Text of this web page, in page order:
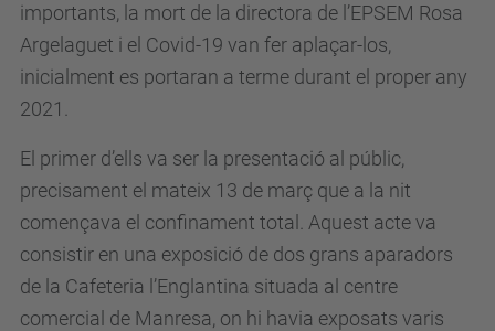
importants, la mort de la directora de l’EPSEM Rosa
Argelaguet i el Covid-19 van fer aplaçar-los,
inicialment es portaran a terme durant el proper any
2021.
El primer d’ells va ser la presentació al públic,
precisament el mateix 13 de març que a la nit
començava el confinament total. Aquest acte va
consistir en una exposició de dos grans aparadors
de la Cafeteria l’Englantina situada al centre
comercial de Manresa, on hi havia exposats varis